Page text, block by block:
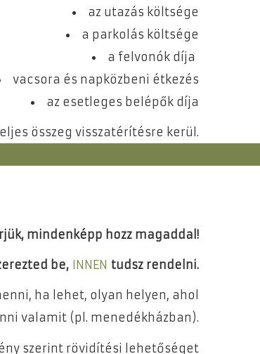
az utazás költsége
a parkolás költsége
a felvonók díja
vacsora és napközbeni étkezés
az esetleges belépők díja
összeg visszatérítésre kerül.
mindenképp hozz magaddal!
be, INNEN tudsz rendelni.
ha lehet, olyan helyen, ahol
valamit (pl. menedékházban).
szerint rövidítési lehetőséget